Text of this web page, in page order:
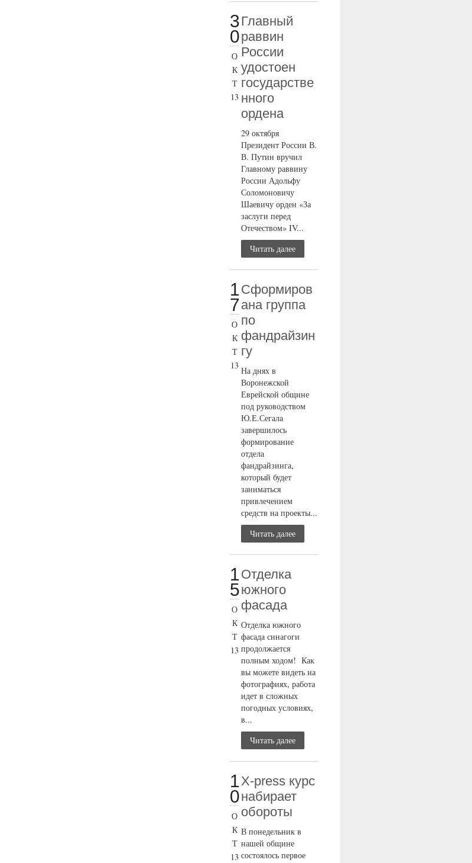
3
0
О
К
Т
13
Главный
раввин
России
удостоен
государстве
нного
ордена
29 октября
Президент России В.
В. Путин вручил
Главному раввину
России Адольфу
Соломоновичу
Шаевичу орден «За
заслуги перед
Отечеством» IV...
Читать далее
1
7
О
К
Т
13
Сформиров
ана группа
по
фандрайзин
гу
На днях в
Воронежской
Еврейской общине
под руководством
Ю.Е.Сегала
завершилось
формирование
отдела
фандрайзинга,
который будет
заниматься
привлечением
средств на проекты...
Читать далее
1
5
О
К
Т
13
Отделка
южного
фасада
Отделка южного
фасада синагоги
продолжается
полным ходом! Как
вы можете видеть на
фотографиях, работа
идет в сложных
погодных условиях,
в...
Читать далее
1
0
О
К
Т
13
X-press курс
набирает
обороты
В понедельник в
нашей общине
состоялось первое